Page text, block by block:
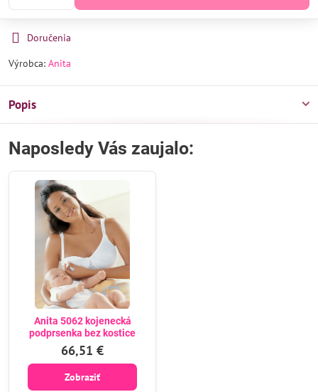
Doručenia
Výrobca: Anita
Popis
Naposledy Vás zaujalo:
Anita 5062 kojenecká
podprsenka bez kostice
66,51 €
Zobraziť